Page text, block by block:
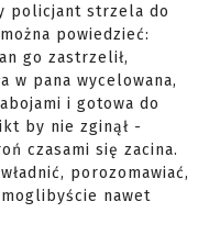
policjant strzela do
powiedzieć:
go zastrzelił,
w pana wycelowana,
i gotowa do
by nie zginął -
czasami się zacina.
porozomawiać,
nawet